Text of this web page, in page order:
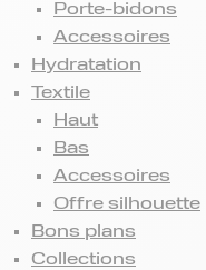
Porte-bidons
Accessoires
Hydratation
Textile
Haut
Bas
Accessoires
Offre silhouette
Bons plans
Collections